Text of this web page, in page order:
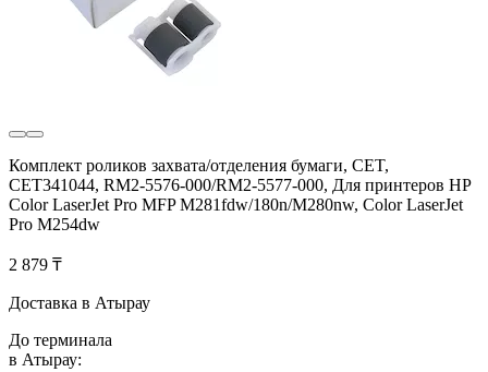
Комплект роликов захвата/отделения бумаги, CET,
CET341044, RM2-5576-000/RM2-5577-000, Для принтеров HP
Color LaserJet Pro MFP M281fdw/180n/M280nw, Color LaserJet
Pro M254dw
2 879 ₸
Доставка в Атырау
До терминала
в Атырау: